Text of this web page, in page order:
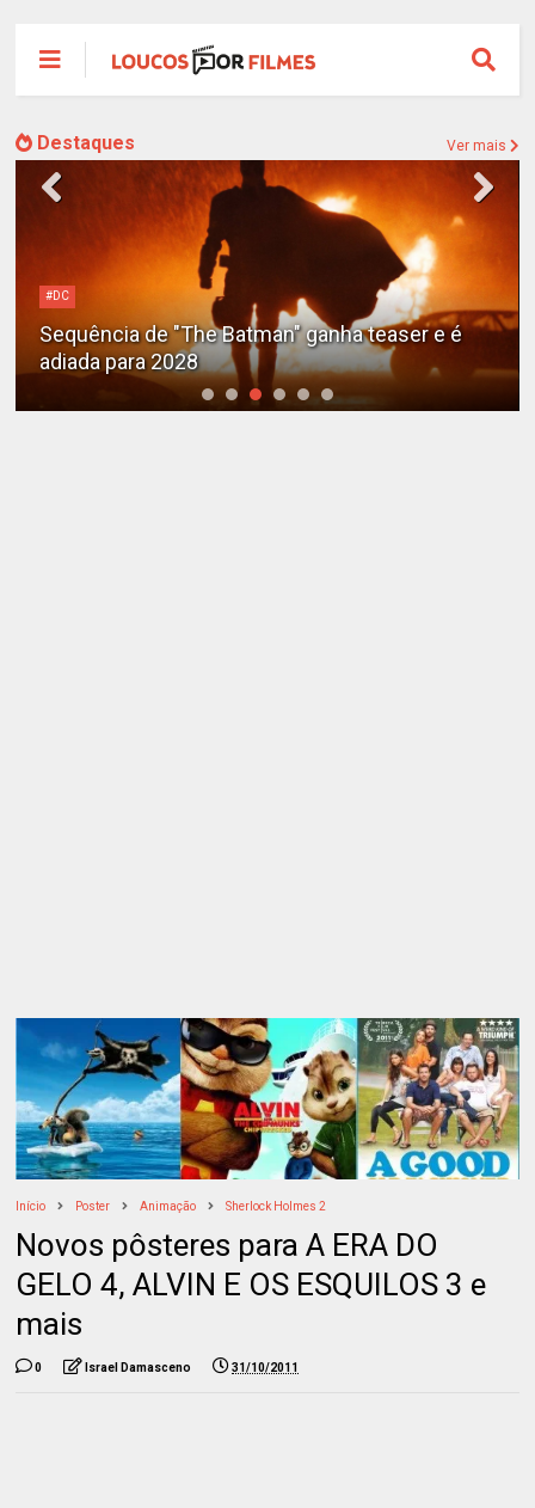
Destaques Ver mais
Alejandro G. Iñárritu
Tom Cruise surge totalmente irreconhecível e
calvo no trailer caótico de 'Digger'
Início Poster Animação Sherlock Holmes 2
Novos pôsteres para A ERA DO
GELO 4, ALVIN E OS ESQUILOS 3 e
mais
0 Israel Damasceno 31/10/2011